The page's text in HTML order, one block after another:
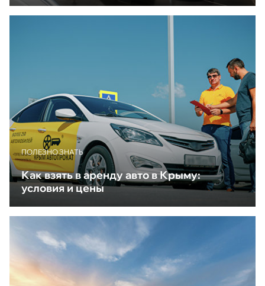
ПОЛЕЗНО ЗНАТЬ
Как взять в аренду авто в Крыму:
условия и цены